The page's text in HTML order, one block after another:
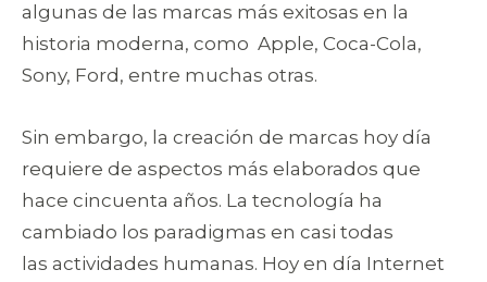
algunas de las marcas más exitosas en la
historia moderna, como Apple, Coca-Cola,
Sony, Ford, entre muchas otras.
Sin embargo, la creación de marcas hoy día
requiere de aspectos más elaborados que
hace cincuenta años. La tecnología ha
cambiado los paradigmas en casi todas
las actividades humanas. Hoy en día Internet